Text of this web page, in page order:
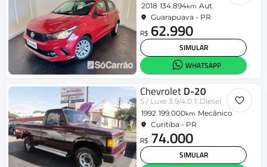
2018 134.894km Aut.
Guarapuava - PR
R$ 62.990
SIMULAR
WHATSAPP
ChevroletD-20
S / Luxe 3.9/4.0 T.Diesel
1992 199.000km Mecânico
Curitiba - PR
R$ 74.000
SIMULAR